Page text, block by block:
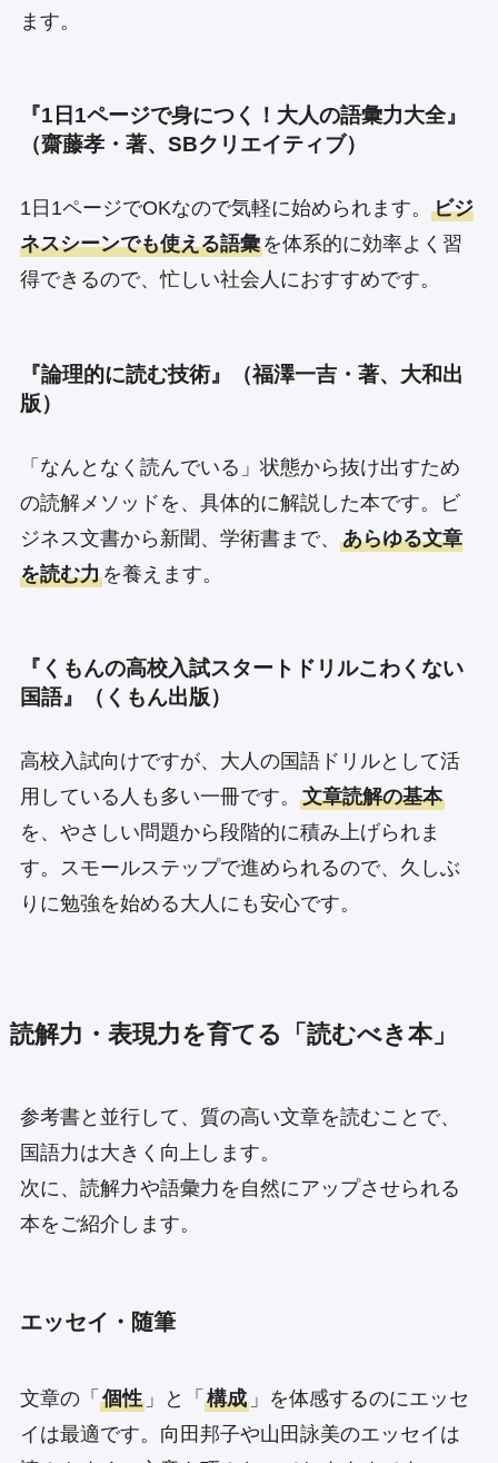
ます。
『1日1ページで身につく！大人の語彙力大全』
（齋藤孝・著、SBクリエイティブ）
1日1ページでOKなので気軽に始められます。 ビジ
ネスシーンでも使える語彙を体系的に効率よく習
得できるので、忙しい社会人におすすめです。
『論理的に読む技術』（福澤一吉・著、大和出
版）
「なんとなく読んでいる」状態から抜け出すため
の読解メソッドを、具体的に解説した本です。ビ
ジネス文書から新聞、学術書まで、 あらゆる文章
を読む力を養えます。
『くもんの高校入試スタートドリルこわくない
国語』（くもん出版）
高校入試向けですが、大人の国語ドリルとして活
用している人も多い一冊です。 文章読解の基本
を、やさしい問題から段階的に積み上げられま
す。スモールステップで進められるので、久しぶ
りに勉強を始める大人にも安心です。
読解力・表現力を育てる「読むべき本」
参考書と並行して、質の高い文章を読むことで、
国語力は大きく向上します。
次に、読解力や語彙力を自然にアップさせられる
本をご紹介します。
エッセイ・随筆
文章の「 個性」と「 構成」を体感するのにエッセ
イは最適です。向田邦子や山田詠美のエッセイは